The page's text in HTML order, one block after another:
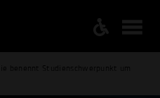
benennt Studienschwerpunkt um